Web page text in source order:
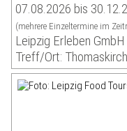
07.08.2026 bis
(mehrere Einzeltermine im
Leipzig Erleben GmbH
Treff/Ort: